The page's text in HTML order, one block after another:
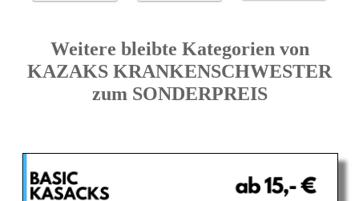
Weitere bleibte Kategorien von
KAZAKS KRANKENSCHWESTER
zum SONDERPREIS